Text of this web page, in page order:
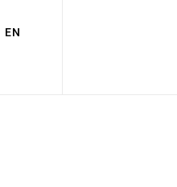
EN